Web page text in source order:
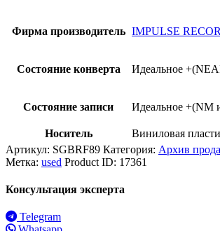
Фирма производитель IMPULSE
Состояние конверта Идеальное
Состояние записи Идеальное +(NM
Носитель
Виниловая
Артикул: SGBRF89 Категория: Архив
Метка: used Product ID: 17361
Консультация эксперта
Telegram